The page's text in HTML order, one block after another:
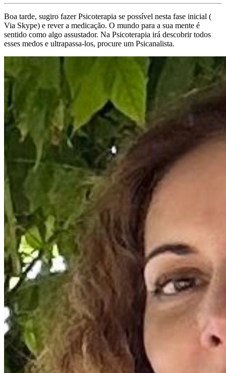
Boa tarde, sugiro fazer Psicoterapia se possível nesta fase inicial (
Via Skype) e rever a medicação. O mundo para a sua mente é
sentido como algo assustador. Na Psicoterapia irá descobrir todos
esses medos e ultrapassa-los, procure um Psicanalista.